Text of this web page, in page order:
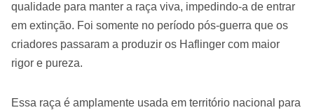
qualidade para manter a raça viva, impedindo-a de entrar
em extinção. Foi somente no período pós-guerra que os
criadores passaram a produzir os Haflinger com maior
rigor e pureza.
Essa raça é amplamente usada em território nacional para